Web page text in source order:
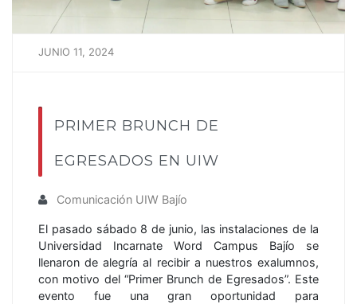
JUNIO 11, 2024
PRIMER BRUNCH DE
EGRESADOS EN UIW
Comunicación UIW Bajío
El pasado sábado 8 de junio, las instalaciones de la
Universidad Incarnate Word Campus Bajío se
llenaron de alegría al recibir a nuestros exalumnos,
con motivo del “Primer Brunch de Egresados”. Este
evento fue una gran oportunidad para